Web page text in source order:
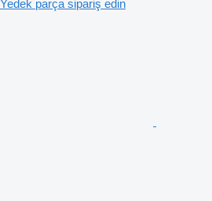
Yedek parça sipariş edin